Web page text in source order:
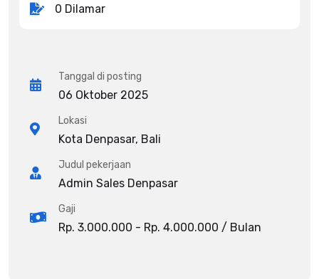
0 Dilamar
Tanggal di posting
06 Oktober 2025
Lokasi
Kota Denpasar, Bali
Judul pekerjaan
Admin Sales Denpasar
Gaji
Rp. 3.000.000 - Rp. 4.000.000 / Bulan